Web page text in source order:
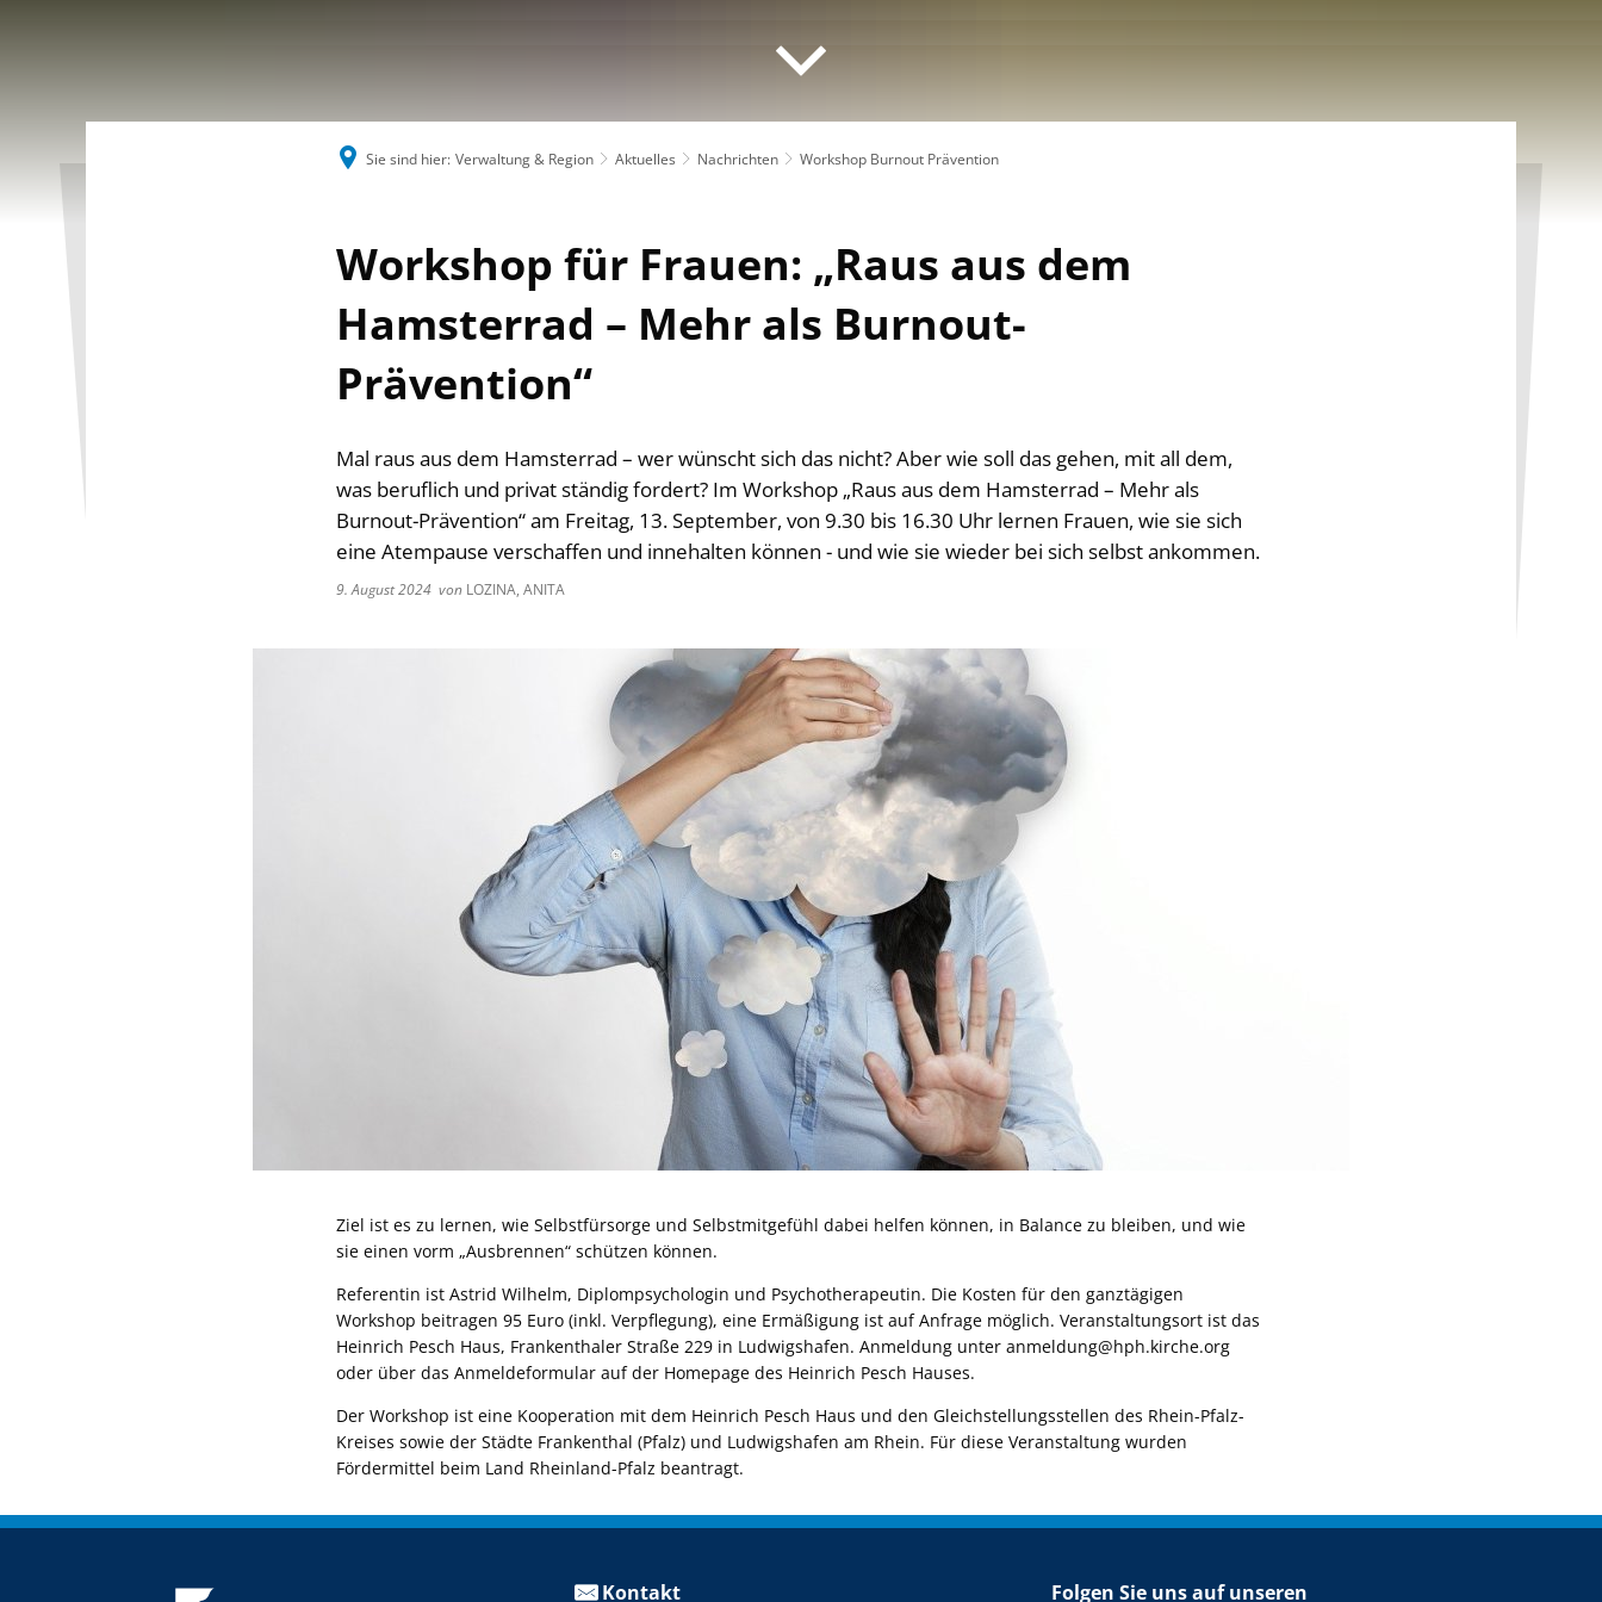
Sie sind hier: Verwaltung & Region Aktuelles Nachrichten Workshop Burnout Prävention
Workshop für Frauen: „Raus aus dem
Hamsterrad – Mehr als Burnout-
Prävention“
Mal raus aus dem Hamsterrad – wer wünscht sich das nicht? Aber wie soll das gehen, mit all dem,
was beruflich und privat ständig fordert? Im Workshop „Raus aus dem Hamsterrad – Mehr als
Burnout-Prävention“ am Freitag, 13. September, von 9.30 bis 16.30 Uhr lernen Frauen, wie sie sich
eine Atempause verschaffen und innehalten können - und wie sie wieder bei sich selbst ankommen.
9. August 2024 von LOZINA, ANITA
Ziel ist es zu lernen, wie Selbstfürsorge und Selbstmitgefühl dabei helfen können, in Balance zu bleiben, und wie
sie einen vorm „Ausbrennen“ schützen können.
Referentin ist Astrid Wilhelm, Diplompsychologin und Psychotherapeutin. Die Kosten für den ganztägigen
Workshop beitragen 95 Euro (inkl. Verpflegung), eine Ermäßigung ist auf Anfrage möglich. Veranstaltungsort ist das
Heinrich Pesch Haus, Frankenthaler Straße 229 in Ludwigshafen. Anmeldung unter anmeldung@hph.kirche.org
oder über das Anmeldeformular auf der Homepage des Heinrich Pesch Hauses.
Der Workshop ist eine Kooperation mit dem Heinrich Pesch Haus und den Gleichstellungsstellen des Rhein-Pfalz-
Kreises sowie der Städte Frankenthal (Pfalz) und Ludwigshafen am Rhein. Für diese Veranstaltung wurden
Fördermittel beim Land Rheinland-Pfalz beantragt.
Kontakt Folgen Sie uns auf unseren